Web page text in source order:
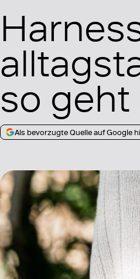
so geht
Als bevorzugte Quelle auf Google